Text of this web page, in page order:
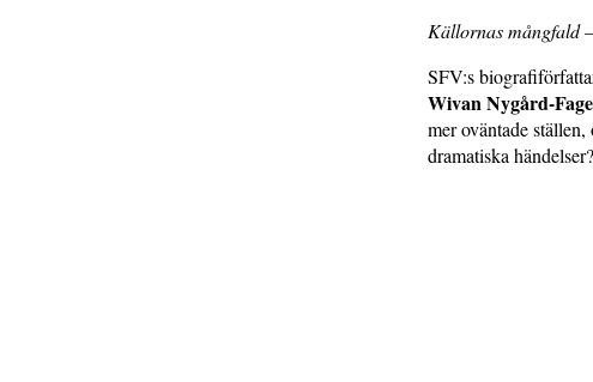
Källornas mångfald
SFV:s
Wivan Nygård-
mer oväntade
dramatiska händelser?